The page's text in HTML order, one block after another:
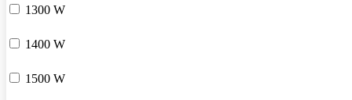
1300 W
1400 W
1500 W